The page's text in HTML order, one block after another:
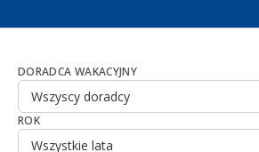
DORADCA WAKACYJNY
ROK